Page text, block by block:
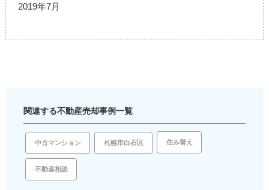
2019年7月
関連する不動産売却事例一覧
中古マンション 札幌市白石区 住み替え
不動産相談